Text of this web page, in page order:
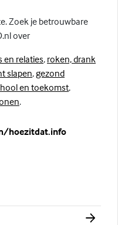
Zoek je betrouwbare
over
en relaties, roken, drank
slapen,gezond
en toekomst,
.
hoezitdat.info